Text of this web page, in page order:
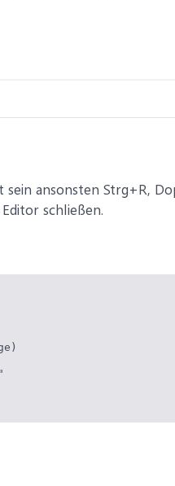
ansonsten Strg+R,
schließen.